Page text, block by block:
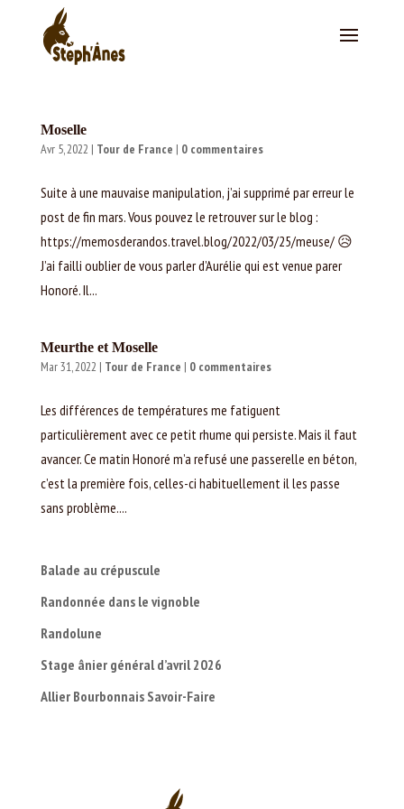
Moselle
Avr 5, 2022 | Tour de France | 0 commentaires
Suite à une mauvaise manipulation, j’ai supprimé par erreur le
post de fin mars. Vous pouvez le retrouver sur le blog :
https://memosderandos.travel.blog/2022/03/25/meuse/ 😥
J’ai failli oublier de vous parler d’Aurélie qui est venue parer
Honoré. Il...
Meurthe et Moselle
Mar 31, 2022 | Tour de France | 0 commentaires
Les différences de températures me fatiguent
particulièrement avec ce petit rhume qui persiste. Mais il faut
avancer. Ce matin Honoré m’a refusé une passerelle en béton,
c’est la première fois, celles-ci habituellement il les passe
sans problème....
Balade au crépuscule
Randonnée dans le vignoble
Randolune
Stage ânier général d’avril 2026
Allier Bourbonnais Savoir-Faire